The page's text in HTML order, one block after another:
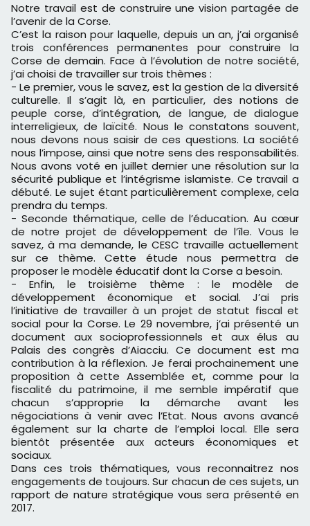
Notre travail est de construire une vision partagée de
l’avenir de la Corse.
C’est la raison pour laquelle, depuis un an, j’ai organisé
trois conférences permanentes pour construire la
Corse de demain. Face à l’évolution de notre société,
j’ai choisi de travailler sur trois thèmes :
- Le premier, vous le savez, est la gestion de la diversité
culturelle. Il s’agit là, en particulier, des notions de
peuple corse, d’intégration, de langue, de dialogue
interreligieux, de laïcité. Nous le constatons souvent,
nous devons nous saisir de ces questions. La société
nous l’impose, ainsi que notre sens des responsabilités.
Nous avons voté en juillet dernier une résolution sur la
sécurité publique et l’intégrisme islamiste. Ce travail a
débuté. Le sujet étant particulièrement complexe, cela
prendra du temps.
- Seconde thématique, celle de l’éducation. Au cœur
de notre projet de développement de l’île. Vous le
savez, à ma demande, le CESC travaille actuellement
sur ce thème. Cette étude nous permettra de
proposer le modèle éducatif dont la Corse a besoin.
- Enfin, le troisième thème : le modèle de
développement économique et social. J’ai pris
l’initiative de travailler à un projet de statut fiscal et
social pour la Corse. Le 29 novembre, j’ai présenté un
document aux socioprofessionnels et aux élus au
Palais des congrès d’Aiacciu. Ce document est ma
contribution à la réflexion. Je ferai prochainement une
proposition à cette Assemblée et, comme pour la
fiscalité du patrimoine, il me semble impératif que
chacun s’approprie la démarche avant les
négociations à venir avec l’Etat. Nous avons avancé
également sur la charte de l’emploi local. Elle sera
bientôt présentée aux acteurs économiques et
sociaux.
Dans ces trois thématiques, vous reconnaitrez nos
engagements de toujours. Sur chacun de ces sujets, un
rapport de nature stratégique vous sera présenté en
2017.